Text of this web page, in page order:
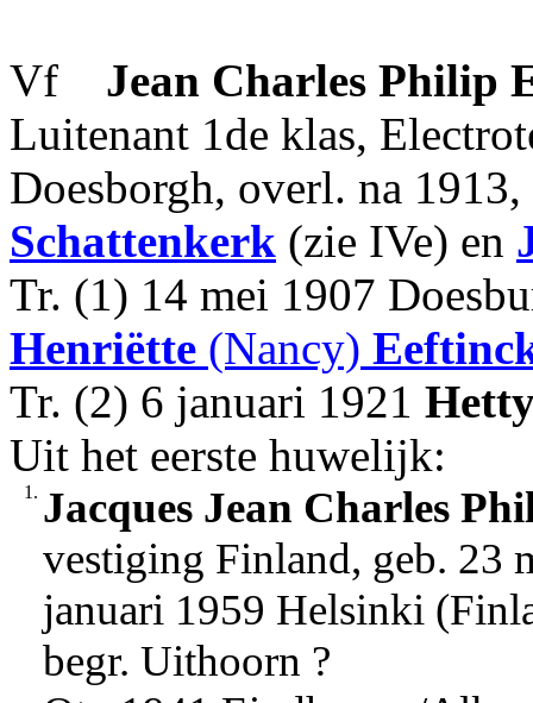
Vf Jean Charles Philip
Luitenant 1de klas,
Doesborgh, overl. na
Schattenkerk (zie IVe) en
Tr. (1) 14 mei 1907
Henriëtte (Nancy)
Tr. (2) 6 januari 1921
Uit het eerste huwelijk:
1. Jacques Jean Charles
vestiging Finland, geb. 23
januari 1959 Helsinki
begr. Uithoorn ?